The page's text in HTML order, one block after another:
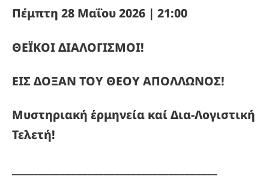
Πέμπτη 28 Μαΐου 2026 | 21:00
ΘΕΪΚΟΙ ΔΙΑΛΟΓΙΣΜΟΙ!
ΕΙΣ ΔΟΞΑΝ ΤΟΥ ΘΕΟΥ ΑΠΟΛΛΩΝΟΣ!
Μυστηριακή ἑρμηνεία καί Δια-Λογιστική
Τελετή!